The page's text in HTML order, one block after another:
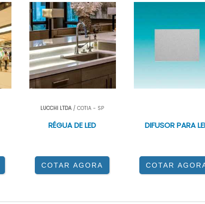
LUCCHI LTDA/ COTIA - SP
RÉGUA DE LED
COTAR AGORA
P>LUCCHI LTDA/ COTIA -
DIFUSOR PARA
COTAR